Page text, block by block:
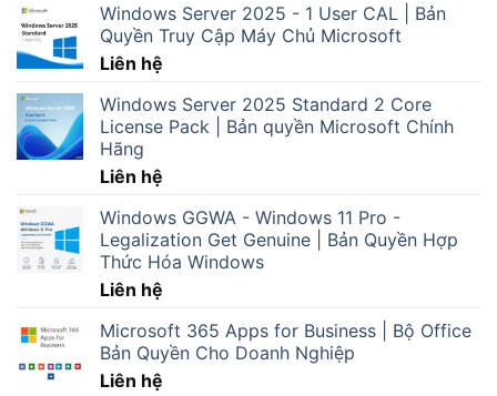
Windows Server 2025 - 1 User CAL | Bản
Quyền Truy Cập Máy Chủ Microsoft
Liên hệ
Windows Server 2025 Standard 2 Core
License Pack | Bản quyền Microsoft Chính
Hãng
Liên hệ
Windows GGWA - Windows 11 Pro -
Legalization Get Genuine | Bản Quyền Hợp
Thức Hóa Windows
Liên hệ
Microsoft 365 Apps for Business | Bộ Office
Bản Quyền Cho Doanh Nghiệp
Liên hệ